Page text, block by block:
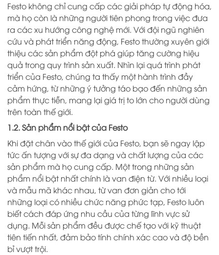
Festo không chỉ cung cấp các giải pháp tự động hóa,
mà họ còn là những người tiên phong trong việc đưa
ra các xu hướng công nghệ mới. Với đội ngũ nghiên
cứu và phát triển năng động, Festo thường xuyên giới
thiệu các sản phẩm đột phá giúp tăng cường hiệu
quả trong quy trình sản xuất. Nhìn lại quá trình phát
triển của Festo, chúng ta thấy một hành trình đầy
cảm hứng, từ những ý tưởng táo bạo đến những sản
phẩm thực tiễn, mang lại giá trị to lớn cho người dùng
trên toàn thế giới.
1.2. Sản phẩm nổi bật của Festo
Khi đặt chân vào thế giới của Festo, bạn sẽ ngay lập
tức ấn tượng với sự đa dạng và chất lượng của các
sản phẩm mà họ cung cấp. Một trong những sản
phẩm nổi bật nhất chính là van điện từ. Với nhiều loại
và mẫu mã khác nhau, từ van đơn giản cho tới
những loại có nhiều chức năng phức tạp, Festo luôn
biết cách đáp ứng nhu cầu của từng lĩnh vực sử
dụng. Mỗi sản phẩm đều được chế tạo với kỹ thuật
tiên tiến nhất, đảm bảo tính chính xác cao và độ bền
bỉ vượt trội.